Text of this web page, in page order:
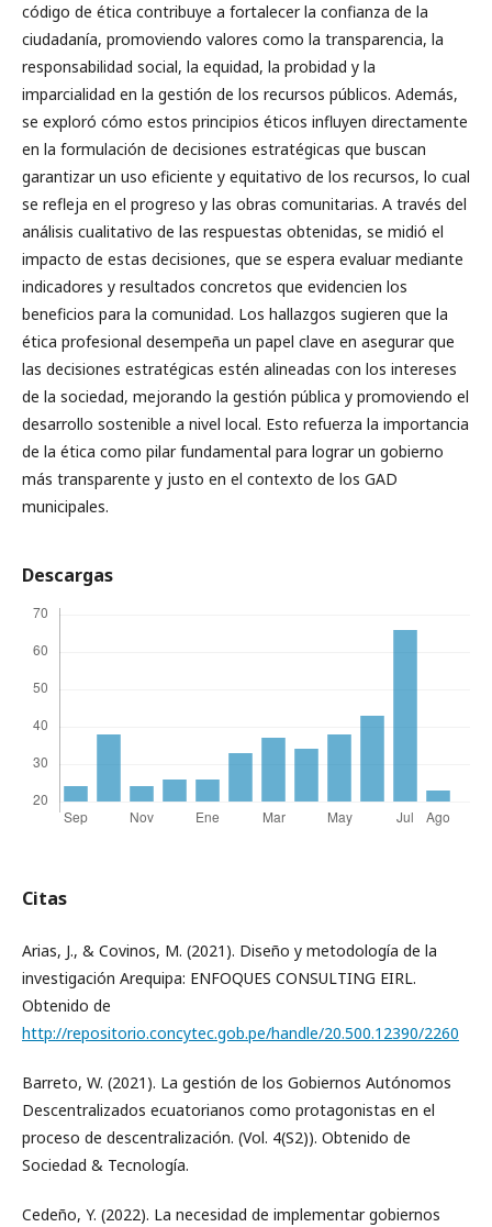
código de ética contribuye a fortalecer la confianza de la
ciudadanía, promoviendo valores como la transparencia, la
responsabilidad social, la equidad, la probidad y la
imparcialidad en la gestión de los recursos públicos. Además,
se exploró cómo estos principios éticos influyen directamente
en la formulación de decisiones estratégicas que buscan
garantizar un uso eficiente y equitativo de los recursos, lo cual
se refleja en el progreso y las obras comunitarias. A través del
análisis cualitativo de las respuestas obtenidas, se midió el
impacto de estas decisiones, que se espera evaluar mediante
indicadores y resultados concretos que evidencien los
beneficios para la comunidad. Los hallazgos sugieren que la
ética profesional desempeña un papel clave en asegurar que
las decisiones estratégicas estén alineadas con los intereses
de la sociedad, mejorando la gestión pública y promoviendo el
desarrollo sostenible a nivel local. Esto refuerza la importancia
de la ética como pilar fundamental para lograr un gobierno
más transparente y justo en el contexto de los GAD
municipales.
Descargas
Citas
Arias, J., & Covinos, M. (2021). Diseño y metodología de la
investigación Arequipa: ENFOQUES CONSULTING EIRL.
Obtenido de
http://repositorio.concytec.gob.pe/handle/20.500.12390/2260
Barreto, W. (2021). La gestión de los Gobiernos Autónomos
Descentralizados ecuatorianos como protagonistas en el
proceso de descentralización. (Vol. 4(S2)). Obtenido de
Sociedad & Tecnología.
Cedeño, Y. (2022). La necesidad de implementar gobiernos